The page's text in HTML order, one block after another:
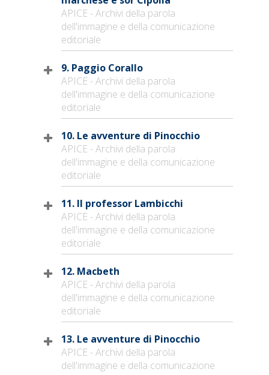
APICE - Archivi della parola
dell'immagine e della comunicazione
editoriale
9. Paggio Corallo
APICE - Archivi della parola
dell'immagine e della comunicazione
editoriale
10. Le avventure di Pinocchio
APICE - Archivi della parola
dell'immagine e della comunicazione
editoriale
11. Il professor Lambicchi
APICE - Archivi della parola
dell'immagine e della comunicazione
editoriale
12. Macbeth
APICE - Archivi della parola
dell'immagine e della comunicazione
editoriale
13. Le avventure di Pinocchio
APICE - Archivi della parola
dell'immagine e della comunicazione